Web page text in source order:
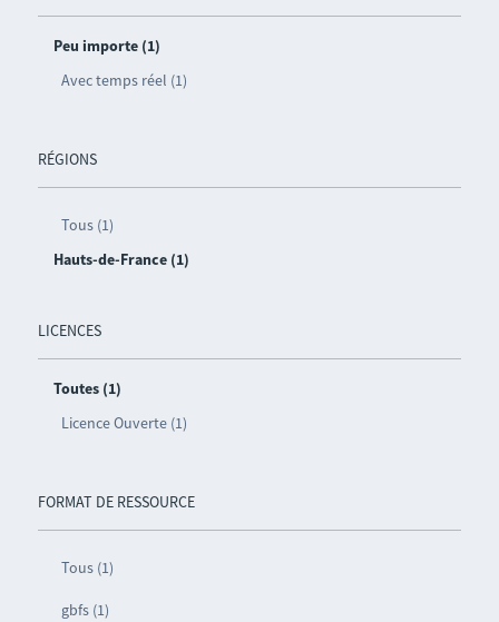
Peu importe (1)
Avec temps réel (1)
RÉGIONS
Tous (1)
Hauts-de-France (1)
LICENCES
Toutes (1)
Licence Ouverte (1)
FORMAT DE RESSOURCE
Tous (1)
gbfs (1)